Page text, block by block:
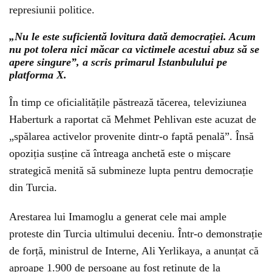
represiunii politice.
„Nu le este suficientă lovitura dată democrației. Acum
nu pot tolera nici măcar ca victimele acestui abuz să se
apere singure”, a scris primarul Istanbulului pe
platforma X.
În timp ce oficialitățile păstrează tăcerea, televiziunea
Haberturk a raportat că Mehmet Pehlivan este acuzat de
„spălarea activelor provenite dintr-o faptă penală”. Însă
opoziția susține că întreaga anchetă este o mișcare
strategică menită să submineze lupta pentru democrație
din Turcia.
Arestarea lui Imamoglu a generat cele mai ample
proteste din Turcia ultimului deceniu. Într-o demonstrație
de forță, ministrul de Interne, Ali Yerlikaya, a anunțat că
aproape 1.900 de persoane au fost reținute de la